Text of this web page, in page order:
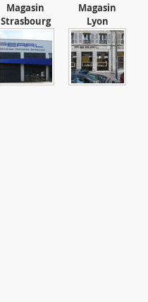
Magasin
Strasbourg
Magasin
Lyon